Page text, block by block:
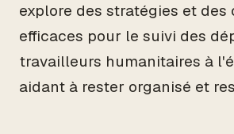
explore des stratégies et des
efficaces pour le suivi des
travailleurs humanitaires à
aidant à rester organisé et